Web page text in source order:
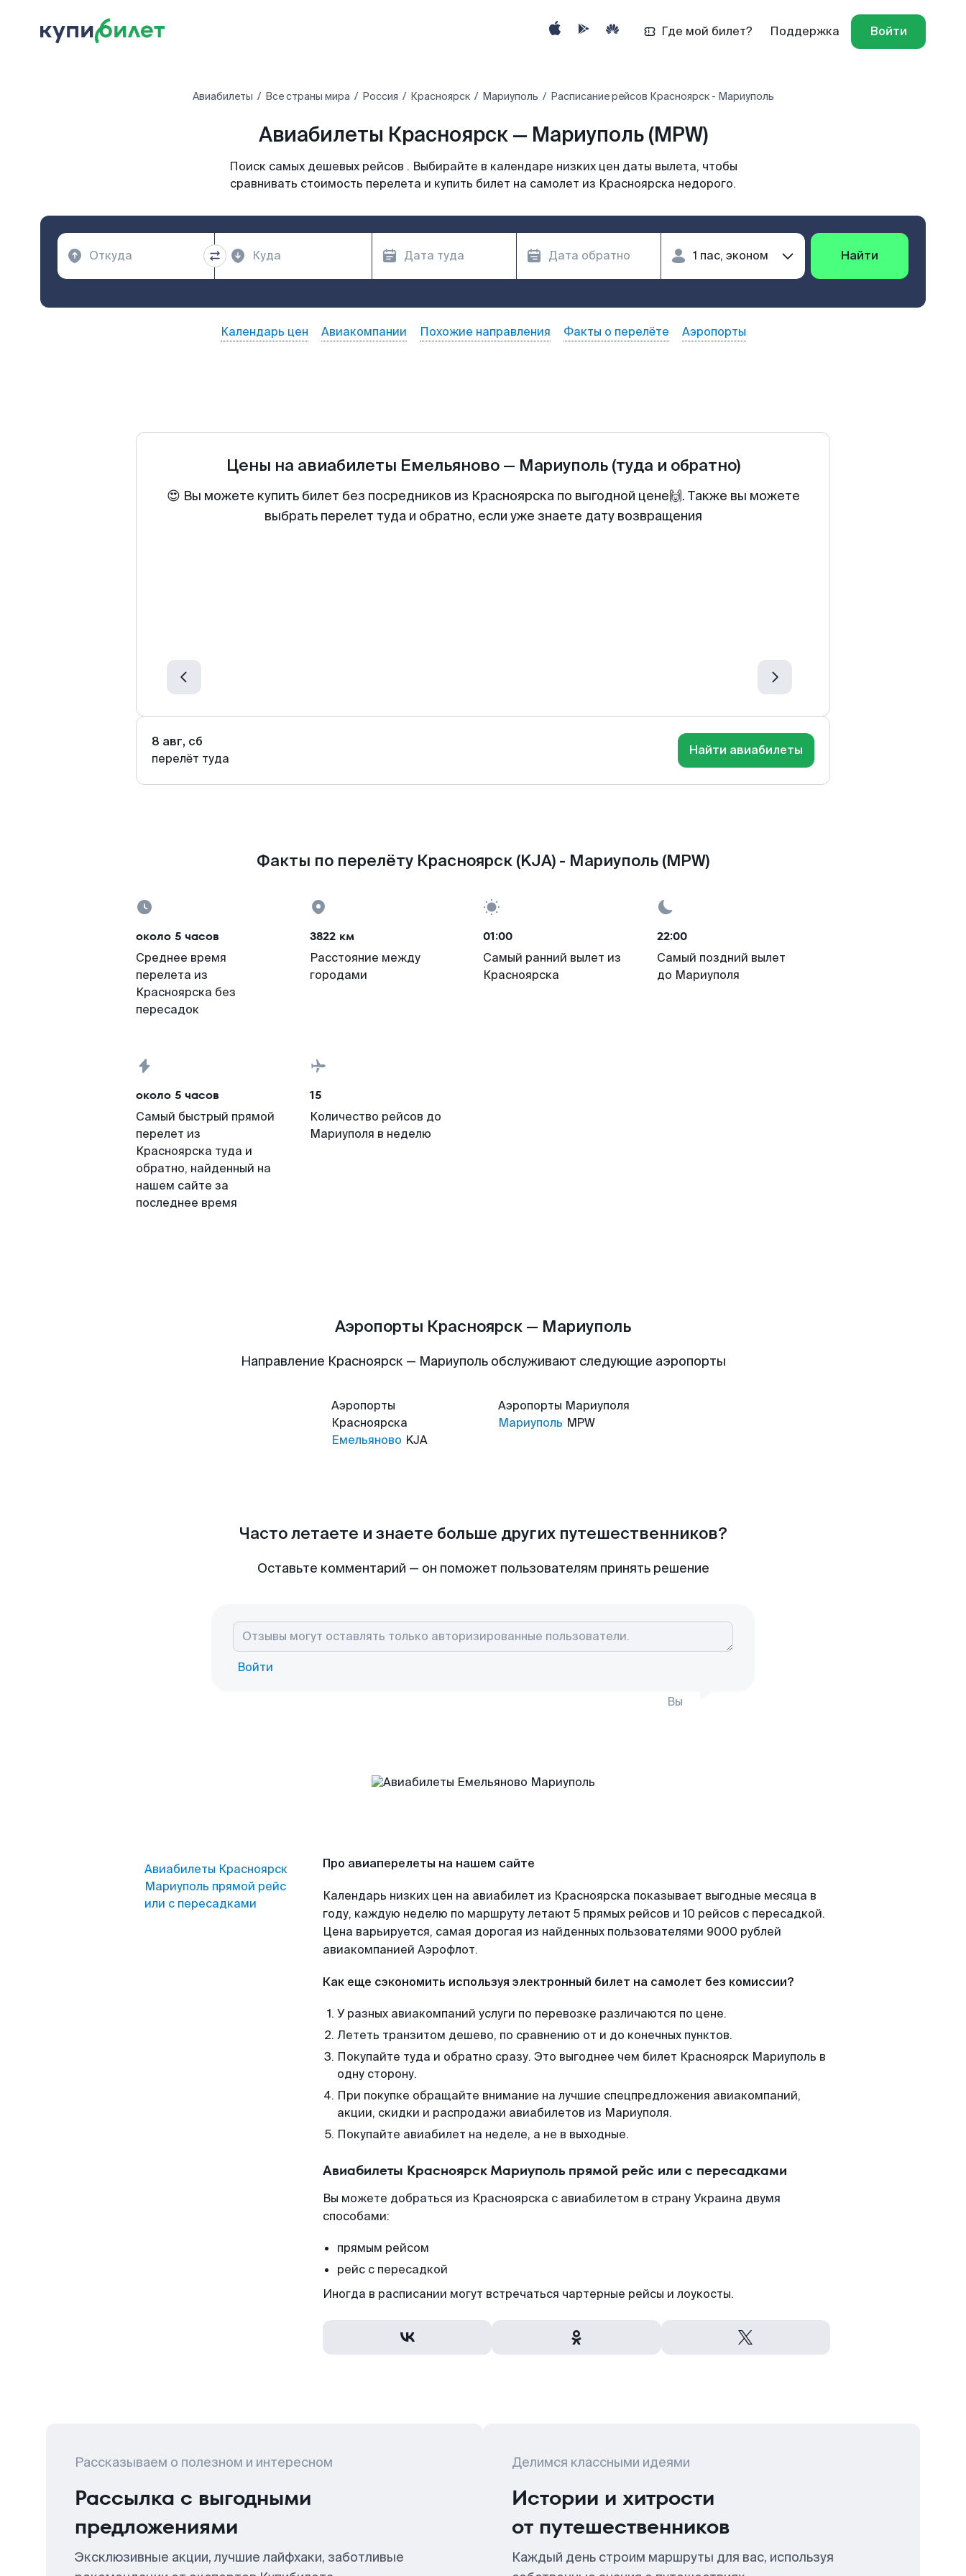
Где мой билет? Поддержка Войти
Авиабилеты Все страны мира Россия Красноярск Мариуполь Расписание рейсов Красноярск - Мариуполь
Авиабилеты Красноярск — Мариуполь (MPW)
Поиск самых дешевых рейсов . Выбирайте в календаре низких цен даты вылета, чтобы
сравнивать стоимость перелета и купить билет на самолет из Красноярска недорого.
Найти
Календарь цен Авиакомпании Похожие направления Факты о перелёте Аэропорты
Цены на авиабилеты Емельяново— Мариуполь (туда и обратно)
😍 Вы можете купить билет без посредников из Красноярска по выгодной цене🙌. Также вы можете
выбрать перелет туда и обратно, если уже знаете дату возвращения
8 авг, сб
перелёт туда
Найти авиабилеты
Факты по перелёту Красноярск (KJA) - Мариуполь (MPW)
около 5 часов
Среднее время
перелета из
Красноярска без
пересадок
3822 км
Расстояние между
городами
01:00
Самый ранний вылет из
Красноярска
22:00
Самый поздний вылет
до Мариуполя
около 5 часов
Самый быстрый прямой
перелет из
Красноярска туда и
обратно, найденный на
нашем сайте за
последнее время
15
Количество рейсов до
Мариуполя в неделю
Аэропорты Красноярск — Мариуполь
Направление Красноярск — Мариуполь обслуживают следующие аэропорты
Аэропорты
Красноярска
Емельяново KJA
Аэропорты Мариуполя
Мариуполь MPW
Часто летаете и знаете больше других путешественников?
Оставьте комментарий — он поможет пользователям принять решение
Войти
Вы
Авиабилеты Красноярск
Мариуполь прямой рейс
или с пересадками
Про авиаперелеты на нашем сайте
Календарь низких цен на авиабилет из Красноярска показывает выгодные месяца в
году, каждую неделю по маршруту летают 5 прямых рейсов и 10 рейсов с пересадкой.
Цена варьируется, самая дорогая из найденных пользователями 9000 рублей
авиакомпанией Аэрофлот.
Как еще сэкономить используя электронный билет на самолет без комиссии?
У разных авиакомпаний услуги по перевозке различаются по цене.
Лететь транзитом дешево, по сравнению от и до конечных пунктов.
Покупайте туда и обратно сразу. Это выгоднее чем билет Красноярск Мариуполь в
одну сторону.
При покупке обращайте внимание на лучшие спецпредложения авиакомпаний,
акции, скидки и распродажи авиабилетов из Мариуполя.
Покупайте авиабилет на неделе, а не в выходные.
Авиабилеты Красноярск Мариуполь прямой рейс или с пересадками
Вы можете добраться из Красноярска с авиабилетом в страну Украина двумя
способами:
прямым рейсом
рейс с пересадкой
Иногда в расписании могут встречаться чартерные рейсы и лоукосты.
Рассказываем о полезном и интересном
Рассылка с выгодными
предложениями
Эксклюзивные акции, лучшие лайфхаки, заботливые
Делимся классными идеями
Истории и хитрости
от путешественников
Каждый день строим маршруты для вас, используя